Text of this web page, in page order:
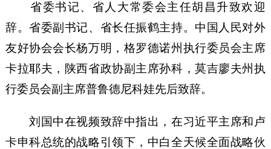
省委书记、省人大常委会主任胡昌升致欢迎
辞。省委副书记、省长任振鹤主持。中国人民对外
友好协会会长杨万明，格罗德诺州执行委员会主席
卡拉耶夫，陕西省政协副主席孙科，莫吉廖夫州执
行委员会副主席普鲁德尼科娃先后致辞。
刘国中在视频致辞中指出，在习近平主席和卢
卡申科总统的战略引领下，中白全天候全面战略伙